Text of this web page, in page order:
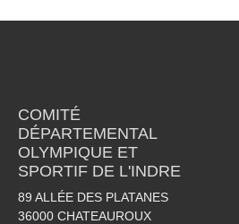
COMITÉ
DÉPARTEMENTAL
OLYMPIQUE ET
SPORTIF DE L'INDRE
89 ALLÉE DES PLATANES
36000 CHATEAUROUX